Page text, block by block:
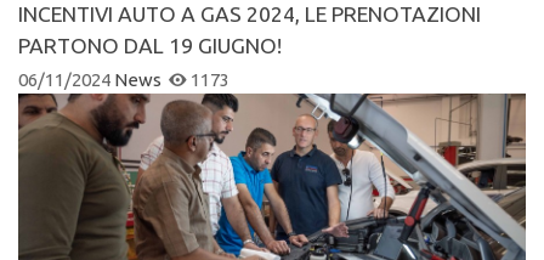
INCENTIVI AUTO A GAS 2024, LE PRENOTAZIONI
PARTONO DAL 19 GIUGNO!
06/11/2024 News 1173